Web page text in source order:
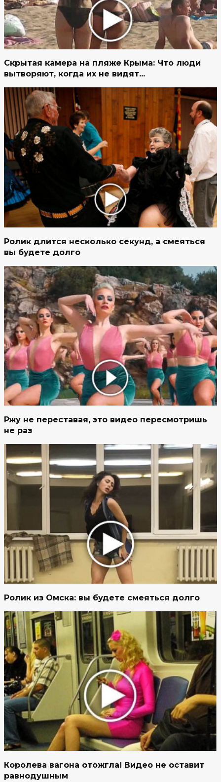
Скрытая камера на пляже Крыма: Что люди
вытворяют, когда их не видят...
Ролик длится несколько секунд, а смеяться
вы будете долго
Ржу не переставая, это видео пересмотришь
не раз
Ролик из Омска: вы будете смеяться долго
Королева вагона отожгла! Видео не оставит
равнодушным